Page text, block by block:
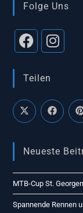
Folge Uns
Teilen
Neueste
MTB-Cup St.
Spannende Rennen